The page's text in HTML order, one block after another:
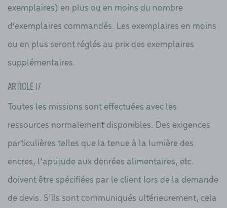
exemplaires) en plus ou en moins du nombre
d’exemplaires commandés. Les exemplaires en moins
ou en plus seront réglés au prix des exemplaires
supplémentaires.
Article 17
Toutes les missions sont effectuées avec les
ressources normalement disponibles. Des exigences
particulières telles que la tenue à la lumière des
encres, l’aptitude aux denrées alimentaires, etc.
doivent être spécifiées par le client lors de la demande
de devis. S’ils sont communiqués ultérieurement, cela